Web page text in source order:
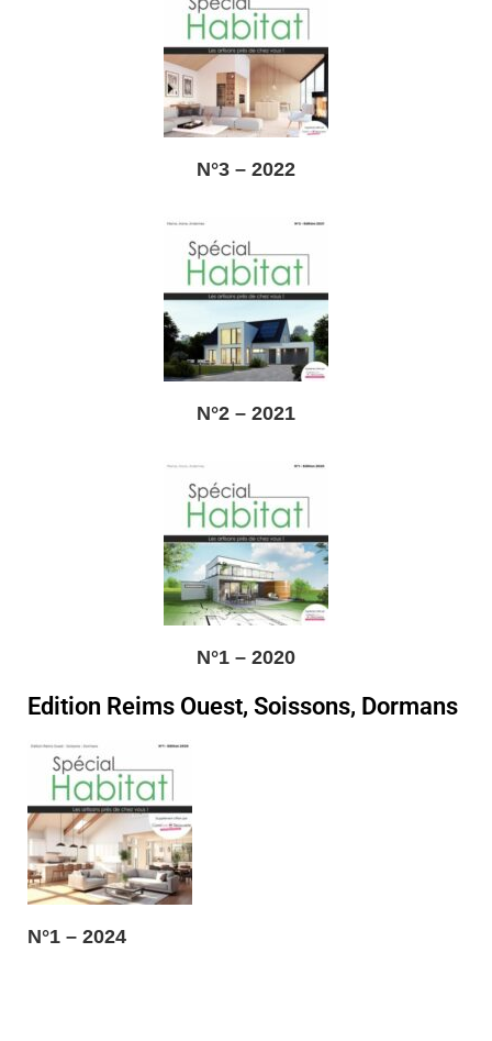
N°3 – 2022
N°2 – 2021
N°1 – 2020
Edition Reims Ouest, Soissons, Dormans
N°1 – 2024